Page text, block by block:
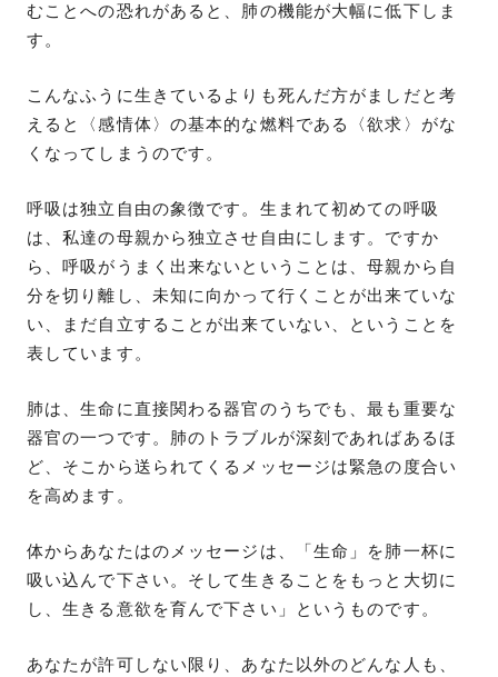
むことへの恐れがあると、肺の機能が大幅に低下しま
す。
こんなふうに生きているよりも死んだ方がましだと考
えると〈感情体〉の基本的な燃料である〈欲求〉がな
くなってしまうのです。
呼吸は独立自由の象徴です。生まれて初めての呼吸
は、私達の母親から独立させ自由にします。ですか
ら、呼吸がうまく出来ないということは、母親から自
分を切り離し、未知に向かって行くことが出来ていな
い、まだ自立することが出来ていない、ということを
表しています。
肺は、生命に直接関わる器官のうちでも、最も重要な
器官の一つです。肺のトラブルが深刻であればあるほ
ど、そこから送られてくるメッセージは緊急の度合い
を高めます。
体からあなたはのメッセージは、「生命」を肺一杯に
吸い込んで下さい。そして生きることをもっと大切に
し、生きる意欲を育んで下さい」というものです。
あなたが許可しない限り、あなた以外のどんな人も、